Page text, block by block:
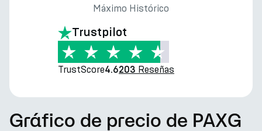
Máximo Histórico
Trustpilot
TrustScore4.6203 Reseñas
Gráfico de precio de PAXG